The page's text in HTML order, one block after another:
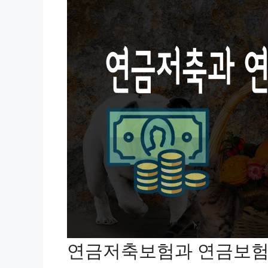
연금저축보험과 연금보